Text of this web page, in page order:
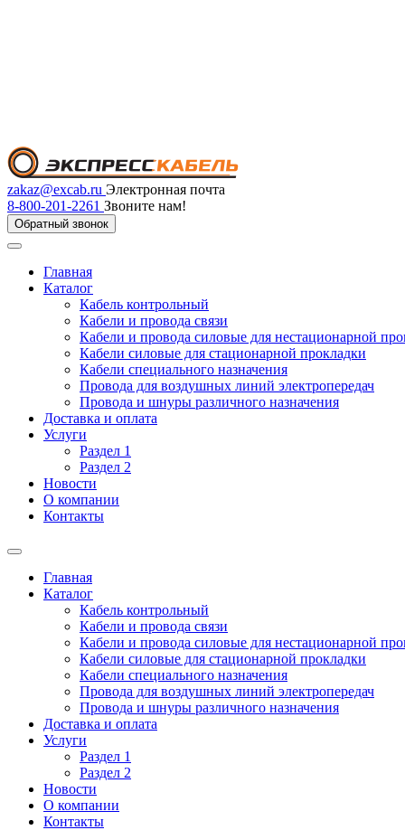
zakaz@excab.ru Электронная почта
8-800-201-2261 Звоните нам!
Обратный звонок
Главная
Каталог
Кабель контрольный
Кабели и провода связи
Кабели и провода силовые для нестационарной
Кабели силовые для стационарной прокладки
Кабели специального назначения
Провода для воздушных линий электропередач
Провода и шнуры различного назначения
Доставка и оплата
Услуги
Раздел 1
Раздел 2
Новости
О компании
Контакты
Главная
Каталог
Кабель контрольный
Кабели и провода связи
Кабели и провода силовые для нестационарной
Кабели силовые для стационарной прокладки
Кабели специального назначения
Провода для воздушных линий электропередач
Провода и шнуры различного назначения
Доставка и оплата
Услуги
Раздел 1
Раздел 2
Новости
О компании
Контакты